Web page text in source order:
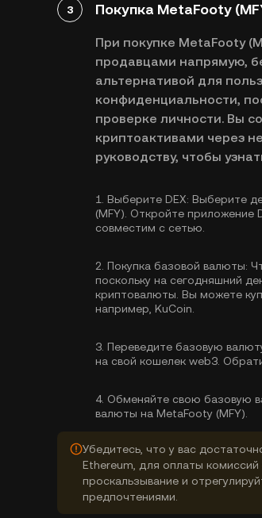
3 Покупка MetaFooty
При покупке MetaFooty
продавцами напрямую,
альтернативой для
конфиденциальности,
проверке личности. Вы
криптоактивами через
руководству, чтобы
1. Выберите DEX: Выберите
(MFY). Откройте приложение
совместим с сетью.
2. Покупка базовой валюты:
поскольку на сегодняшний
криптовалюты. Вы можете
например, KuCoin.
3. Переведите базовую
на свой кошелек web3.
4. Обменяйте свою базовую
валюты на MetaFooty (MFY).
Убедитесь, что у вас
Ethereum, для оплаты
проскальзывание и
предпочтениями.